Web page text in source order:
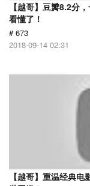
【越哥】豆瓣8.2分
看懂了！
# 673
2018-09-14 02:31
【越哥】重温经典